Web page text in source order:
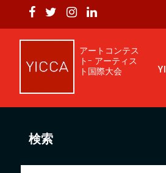
アートコンテス
ト- アーティス
ト国際大会
検索